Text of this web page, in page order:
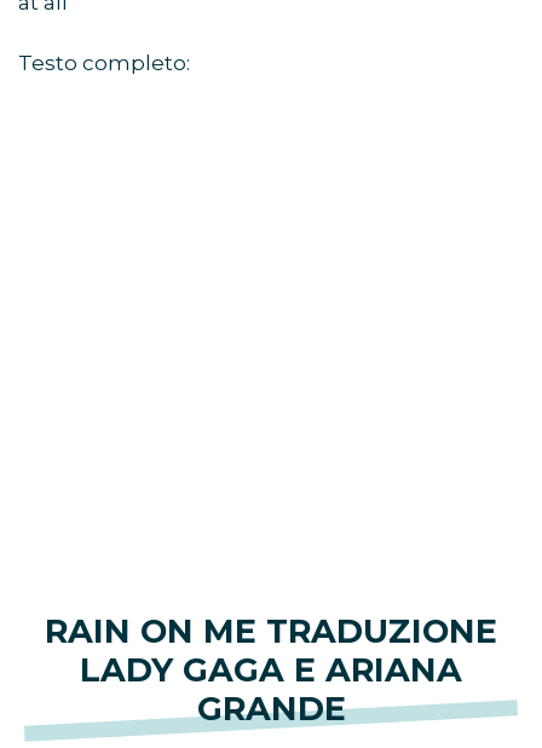
Testo completo:
RAIN ON ME TRADUZIONE
LADY GAGA E ARIANA
GRANDE